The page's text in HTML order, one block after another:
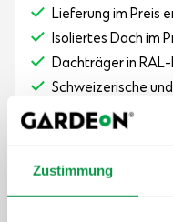
Zustimmung
Lieferung im Preis
Isoliertes Dach im
Dachträger in
Schweizerische
Sicheres
9 000,-€ 9
Der Preis ist inkl. MwSt.